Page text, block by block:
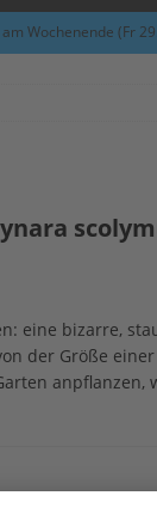
Wochenende (Fr
in Limburgerhof
eine bizarre,
der Größe einer
anpflanzen,